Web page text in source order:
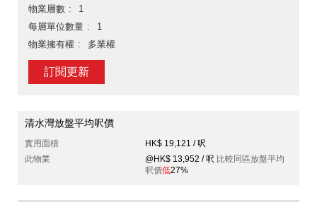
物業層數
1
每層單位數量
1
物業擁有權
多業權
訂閱更新
清水灣放盤平均呎價
實用面積
HK$ 19,121 / 呎
此物業
@HK$ 13,952 / 呎 比較同區放盤平均
呎價低27%